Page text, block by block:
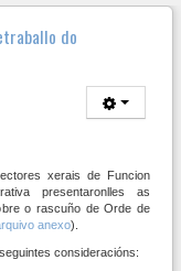
do
xerais de Funcion
presentaronlles as
o rascuño de Orde de
anexo).
consideracións: